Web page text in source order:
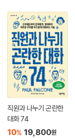
직원과 나누기 곤란한
대화 74
10% 19,800원